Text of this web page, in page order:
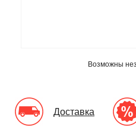
Возможны
Доставка